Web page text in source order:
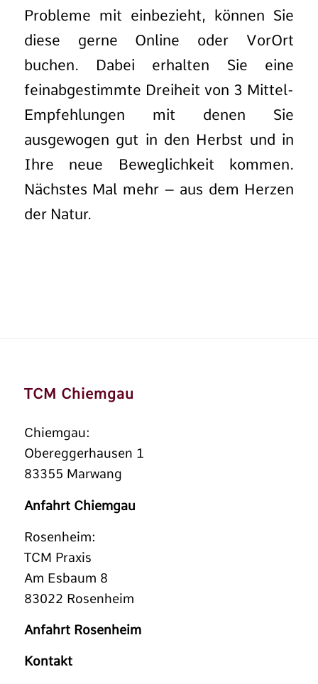
Probleme mit einbezieht, können Sie
diese gerne Online oder VorOrt
buchen. Dabei erhalten Sie eine
feinabgestimmte Dreiheit von 3 Mittel-
Empfehlungen mit denen Sie
ausgewogen gut in den Herbst und in
Ihre neue Beweglichkeit kommen.
Nächstes Mal mehr – aus dem Herzen
der Natur.
TCM Chiemgau
Chiemgau:
Obereggerhausen 1
83355 Marwang
Anfahrt Chiemgau
Rosenheim:
TCM Praxis
Am Esbaum 8
83022 Rosenheim
Anfahrt Rosenheim
Kontakt